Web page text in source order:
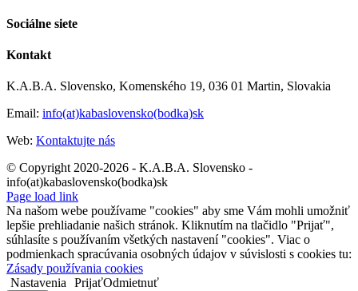
Sociálne siete
Kontakt
K.A.B.A. Slovensko, Komenského 19, 036 01 Martin, Slovakia
Email: info(at)kabaslovensko(bodka)sk
Web: Kontaktujte nás
© Copyright 2020-2026 - K.A.B.A. Slovensko -
info(at)kabaslovensko(bodka)sk
Page load link
Na našom webe používame "cookies" aby sme Vám mohli umožniť
lepšie prehliadanie našich stránok. Kliknutím na tlačidlo "Prijať",
súhlasíte s používaním všetkých nastavení "cookies". Viac o
podmienkach spracúvania osobných údajov v súvislosti s cookies tu:
Zásady používania cookies
Nastavenia PrijaťOdmietnuť